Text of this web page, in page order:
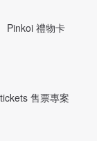
Pinkoi 禮物卡
售票專案